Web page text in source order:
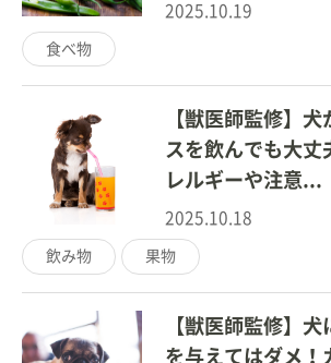
2025.10.19
食べ物
【獣医師監修】
スを飲んでも大丈
レルギーや注意...
2025.10.18
飲み物 果物
【獣医師監修】
を与えてはダメ！